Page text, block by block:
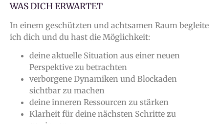
WAS DICH ERWARTET
In einem geschützten und achtsamen Raum begleite
ich dich und du hast die Möglichkeit:
deine aktuelle Situation aus einer neuen
Perspektive zu betrachten
verborgene Dynamiken und Blockaden
sichtbar zu machen
deine inneren Ressourcen zu stärken
Klarheit für deine nächsten Schritte zu